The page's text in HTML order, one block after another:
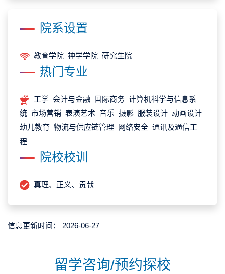
院系设置
教育学院 神学学院 研究生院
热门专业
工学 会计与金融 国际商务 计算机科学与信息系
统 市场营销 表演艺术 音乐 摄影 服装设计 动画设计
幼儿教育 物流与供应链管理 网络安全 通讯及通信工
程
院校校训
真理、正义、贡献
信息更新时间： 2026-06-27
留学咨询/预约探校